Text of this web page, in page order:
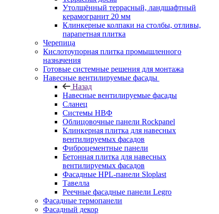
Утолщённый террасный, ландшафтный
керамогранит 20 мм
Клинкерные колпаки на столбы, отливы,
парапетная плитка
Черепица
Кислотоупорная плитка промышленного
назначения
Готовые системные решения для монтажа
Навесные вентилируемые фасады
Назад
Навесные вентилируемые фасады
Сланец
Системы НВФ
Облицовочные панели Rockpanel
Клинкерная плитка для навесных
вентилируемых фасадов
Фиброцементные панели
Бетонная плитка для навесных
вентилируемых фасадов
Фасадные HPL-панели Sloplast
Тавелла
Реечные фасадные панели Legro
Фасадные термопанели
Фасадный декор